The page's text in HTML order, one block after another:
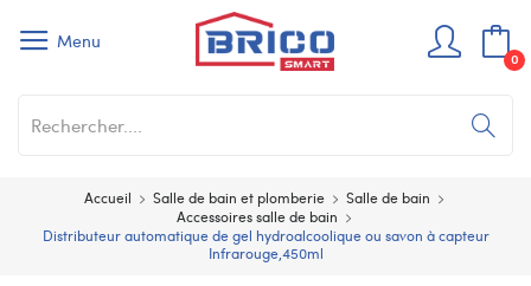
Menu
0
Accueil Salle de bain et plomberie
Salle de bain
Accessoires salle de bain
Distributeur automatique de gel hydroalcoolique ou savon à capteur
Infrarouge,450ml